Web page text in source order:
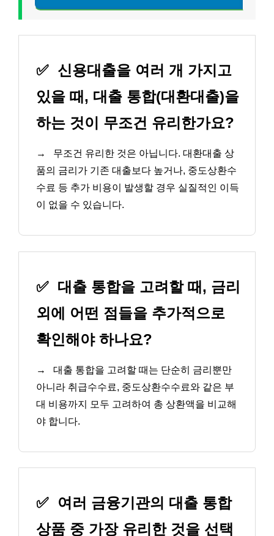
✅ 신용대출을 여러 개 가지고
있을 때, 대출 통합(대환대출)을
하는 것이 무조건 유리한가요?
→
무조건 유리한 것은 아닙니다. 대환대출 상
품의 금리가 기존 대출보다 높거나, 중도상환수
수료 등 추가 비용이 발생할 경우 실질적인 이득
이 없을 수 있습니다.
✅ 대출 통합을 고려할 때, 금리
외에 어떤 점들을 추가적으로
확인해야 하나요?
→
대출 통합을 고려할 때는 단순히 금리뿐만
아니라 취급수수료, 중도상환수수료와 같은 부
대 비용까지 모두 고려하여 총 상환액을 비교해
야 합니다.
✅
여러 금융기관의 대출 통합
상품 중 가장 유리한 것을 선택